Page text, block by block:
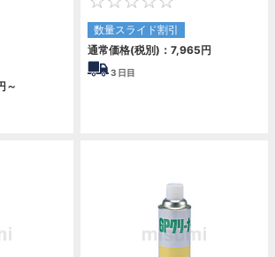
～
数量スライド割引
通常価格(税別)： 7,965円
3 日目